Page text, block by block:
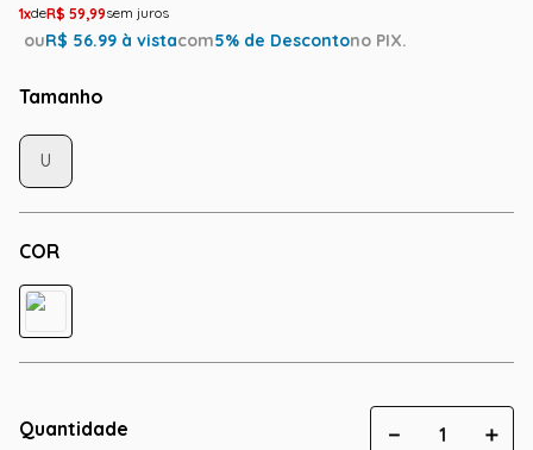
1 R$ 59,99
ouR$ 56.99 à vistacom5% de Descontono PIX.
Tamanho
COR
U
Quantidade ＋
－